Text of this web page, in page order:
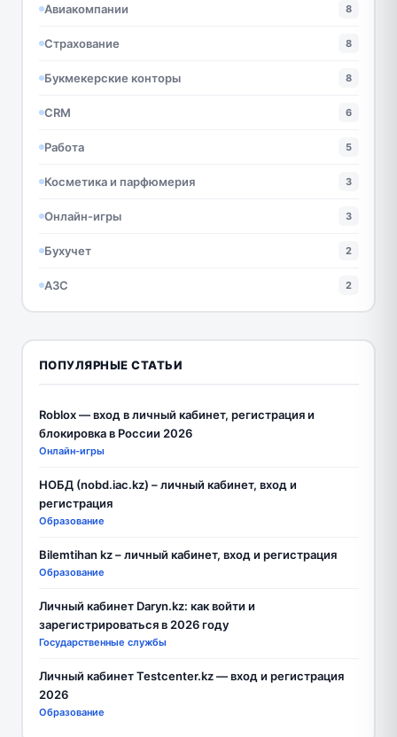
Авиакомпании 8
Страхование 8
Букмекерские конторы 8
CRM 6
Работа 5
Косметика и парфюмерия 3
Онлайн-игры 3
Бухучет 2
АЗС 2
ПОПУЛЯРНЫЕ СТАТЬИ
Roblox — вход в личный кабинет, регистрация и
блокировка в России 2026
Онлайн-игры
НОБД (nobd.iac.kz) – личный кабинет, вход и
регистрация
Образование
Bilemtihan kz – личный кабинет, вход и регистрация
Образование
Личный кабинет Daryn.kz: как войти и
зарегистрироваться в 2026 году
Государственные службы
Личный кабинет Testcenter.kz — вход и регистрация
2026
Образование